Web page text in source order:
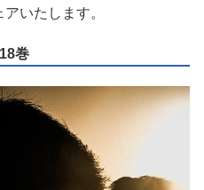
いたします。
巻